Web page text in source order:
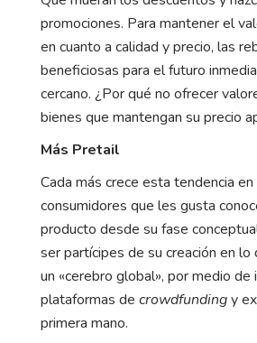
promociones. Para mantener el
en cuanto a calidad y precio, las
beneficiosas para el futuro
cercano. ¿Por qué no ofrecer
bienes que mantengan su precio
Más Pretail
Cada más crece esta tendencia en
consumidores que les gusta
producto desde su fase
ser partícipes de su creación en lo
un «cerebro global», por medio de
plataformas de crowdfundingy
primera mano.